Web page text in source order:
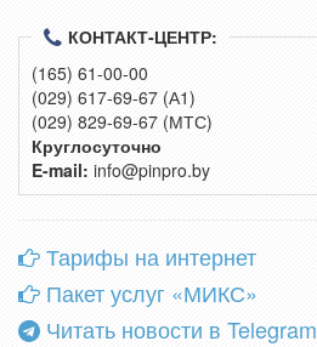
КОНТАКТ-ЦЕНТР:
(165) 61-00-00
(029) 617-69-67 (А1)
(029) 829-69-67 (МТС)
Круглосуточно
E-mail: info@pinpro.by
Тарифы на интернет
Пакет услуг «МИКС»
Читать новости в Telegram